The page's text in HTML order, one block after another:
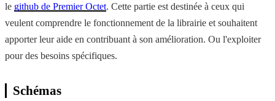
le github de Premier Octet. Cette partie est destinée à ceux qui
veulent comprendre le fonctionnement de la librairie et souhaitent
apporter leur aide en contribuant à son amélioration. Ou l'exploiter
pour des besoins spécifiques.
Schémas